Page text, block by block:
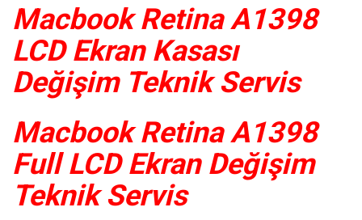
Macbook Retina A1398
LCD Ekran Kasası
Değişim Teknik Servis
Macbook Retina A1398
Full LCD Ekran Değişim
Teknik Servis